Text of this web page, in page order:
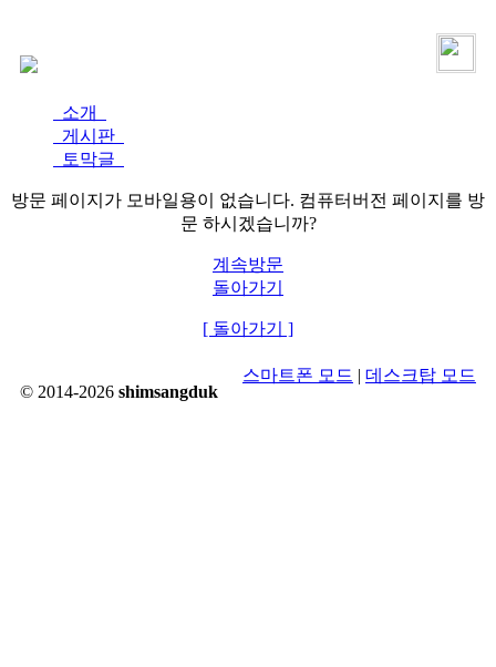
소개
게시판
토막글
방문 페이지가 모바일용이 없습니다. 컴퓨터버전 페이지를 방
문 하시겠습니까?
계속방문
돌아가기
[ 돌아가기 ]
© 2014-2026 shimsangduk
스마트폰 모드 | 데스크탑 모드